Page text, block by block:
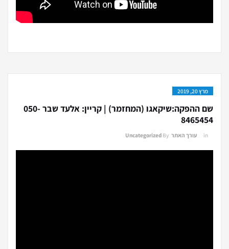
מרץ 20, 2019
שם ההפקה:שיקאגו (המחזמר) | קריין: אלעד שבר 050-
8465454
By עורך האתר in
Uncategorized